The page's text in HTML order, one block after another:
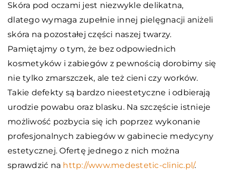
Skóra pod oczami jest niezwykle delikatna,
dlatego wymaga zupełnie innej pielęgnacji aniżeli
skóra na pozostałej części naszej twarzy.
Pamiętajmy o tym, że bez odpowiednich
kosmetyków i zabiegów z pewnością dorobimy się
nie tylko zmarszczek, ale też cieni czy worków.
Takie defekty są bardzo nieestetyczne i odbierają
urodzie powabu oraz blasku. Na szczęście istnieje
możliwość pozbycia się ich poprzez wykonanie
profesjonalnych zabiegów w gabinecie medycyny
estetycznej. Ofertę jednego z nich można
sprawdzić na http://www.medestetic-clinic.pl/.